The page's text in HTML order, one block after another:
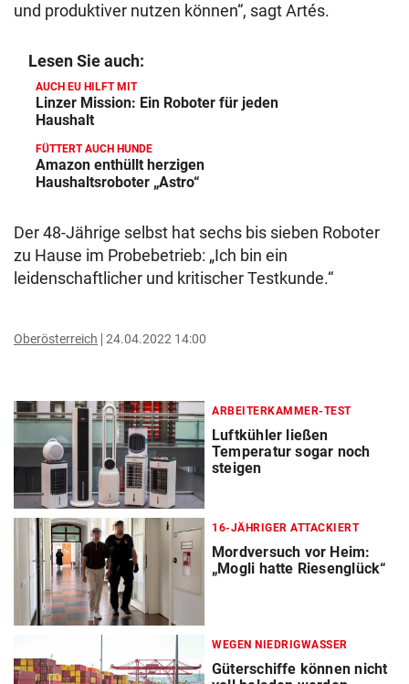
und produktiver nutzen können“, sagt Artés.
Lesen Sie auch:
AUCH EU HILFT MIT
Linzer Mission: Ein Roboter für jeden
Haushalt
FÜTTERT AUCH HUNDE
Amazon enthüllt herzigen
Haushaltsroboter „Astro“
Der 48-Jährige selbst hat sechs bis sieben Roboter
zu Hause im Probebetrieb: „Ich bin ein
leidenschaftlicher und kritischer Testkunde.“
Oberösterreich 24.04.2022 14:00
ARBEITERKAMMER-TEST
Luftkühler ließen
Temperatur sogar noch
steigen
16-JÄHRIGER ATTACKIERT
Mordversuch vor Heim:
„Mogli hatte Riesenglück“
WEGEN NIEDRIGWASSER
Güterschiffe können nicht